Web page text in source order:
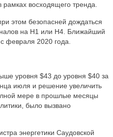
восходящего тренда.
этом безопасней дождаться
на H1 или H4. Ближайший
февраля 2020 года.
уровня $43 до уровня $40 за
июля и решение увеличить
мере в прошлые месяцы
было вызвано
энергетики Саудовской